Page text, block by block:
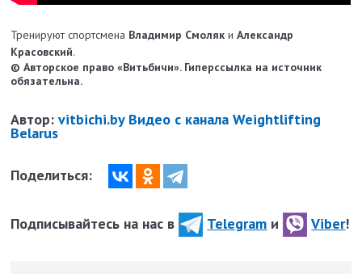
Тренируют спортсмена Владимир Смоляк иАлександр
Красовский.
© Авторское право «Витьбичи». Гиперссылка на источник
обязательна.
Автор:vitbichi.by Видео с канала Weightlifting
Belarus
Поделиться:
Подписывайтесь на нас в Telegram и Viber!